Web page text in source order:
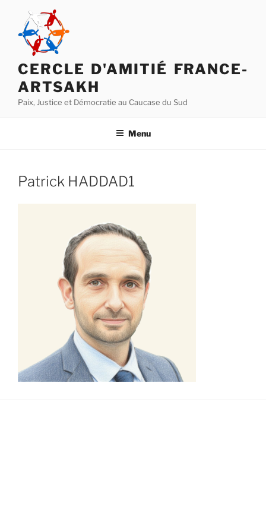
contenu
principal
CERCLE D'AMITIÉ FRANCE-
ARTSAKH
Paix, Justice et Démocratie au Caucase du Sud
Menu
Patrick HADDAD1